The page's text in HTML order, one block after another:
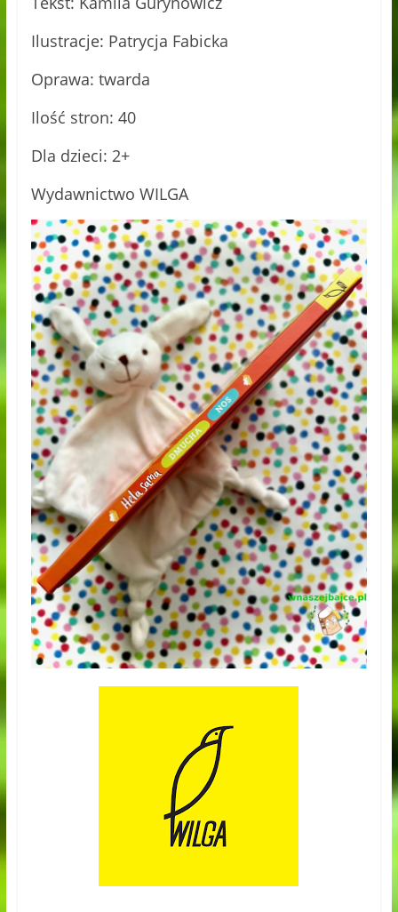
Ilustracje: Patrycja Fabicka
Oprawa: twarda
Ilość stron: 40
Dla dzieci: 2+
Wydawnictwo WILGA